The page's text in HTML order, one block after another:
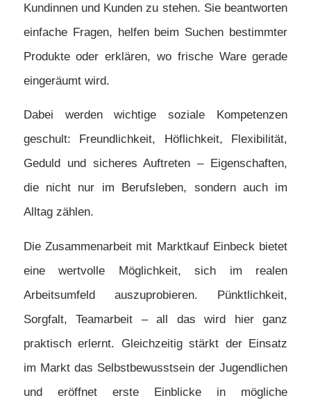
Kundinnen und Kunden zu stehen. Sie beantworten
einfache Fragen, helfen beim Suchen bestimmter
Produkte oder erklären, wo frische Ware gerade
eingeräumt wird.
Dabei werden wichtige soziale Kompetenzen
geschult: Freundlichkeit, Höflichkeit, Flexibilität,
Geduld und sicheres Auftreten – Eigenschaften,
die nicht nur im Berufsleben, sondern auch im
Alltag zählen.
Die Zusammenarbeit mit Marktkauf Einbeck bietet
eine wertvolle Möglichkeit, sich im realen
Arbeitsumfeld auszuprobieren. Pünktlichkeit,
Sorgfalt, Teamarbeit – all das wird hier ganz
praktisch erlernt. Gleichzeitig stärkt der Einsatz
im Markt das Selbstbewusstsein der Jugendlichen
und eröffnet erste Einblicke in mögliche